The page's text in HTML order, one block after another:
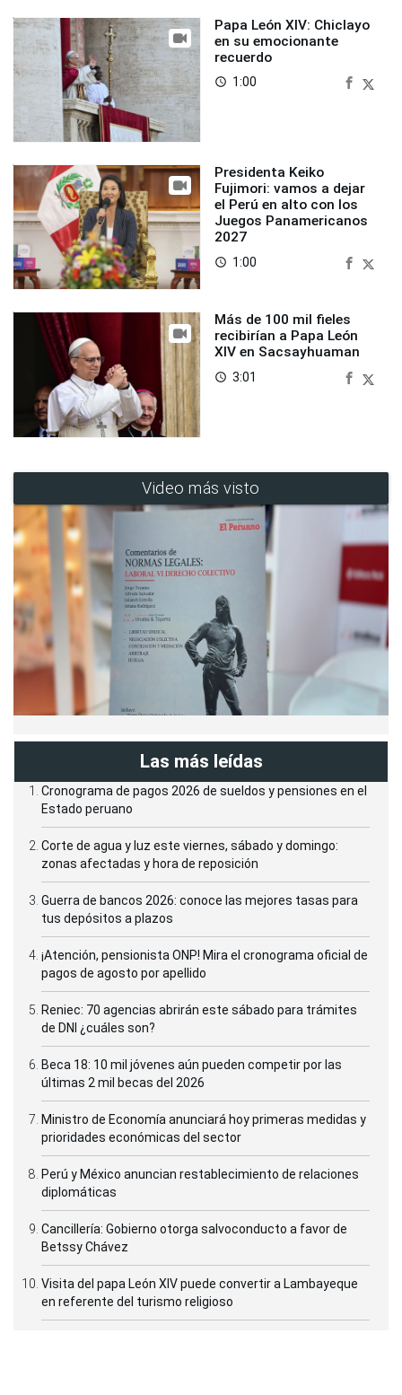
Papa León XIV: Chiclayo
en su emocionante
recuerdo
access_time 1:00
Presidenta Keiko
Fujimori: vamos a dejar
el Perú en alto con los
Juegos Panamericanos
2027
access_time 1:00
Más de 100 mil fieles
recibirían a Papa León
XIV en Sacsayhuaman
access_time 3:01
Video más visto
Las más leídas
Cronograma de pagos 2026 de sueldos y pensiones en el
Estado peruano
Corte de agua y luz este viernes, sábado y domingo:
zonas afectadas y hora de reposición
Guerra de bancos 2026: conoce las mejores tasas para
tus depósitos a plazos
¡Atención, pensionista ONP! Mira el cronograma oficial de
pagos de agosto por apellido
Reniec: 70 agencias abrirán este sábado para trámites
de DNI ¿cuáles son?
Beca 18: 10 mil jóvenes aún pueden competir por las
últimas 2 mil becas del 2026
Ministro de Economía anunciará hoy primeras medidas y
prioridades económicas del sector
Perú y México anuncian restablecimiento de relaciones
diplomáticas
Cancillería: Gobierno otorga salvoconducto a favor de
Betssy Chávez
Visita del papa León XIV puede convertir a Lambayeque
en referente del turismo religioso